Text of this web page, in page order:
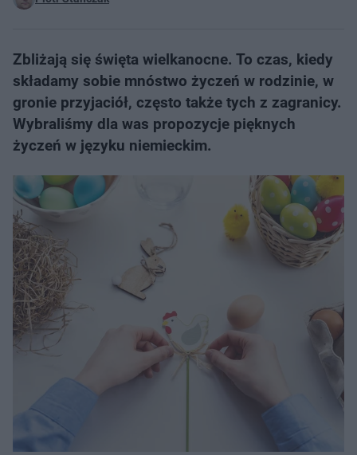
Zbliżają się święta wielkanocne. To czas, kiedy
składamy sobie mnóstwo życzeń w rodzinie, w
gronie przyjaciół, często także tych z zagranicy.
Wybraliśmy dla was propozycje pięknych
życzeń w języku niemieckim.